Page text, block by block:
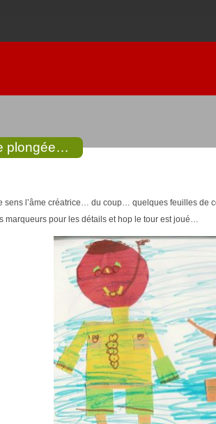
plongée…
sens l’âme créatrice… du coup… quelques feuilles de
marqueurs pour les détails et hop le tour est joué…